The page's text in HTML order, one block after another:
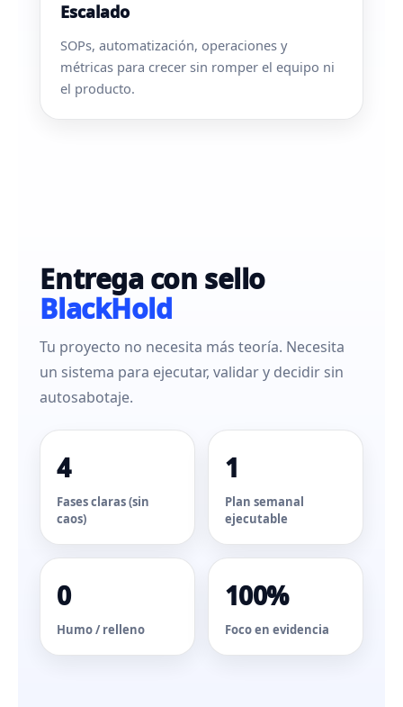
Escalado
SOPs, automatización, operaciones y
métricas para crecer sin romper el equipo ni
el producto.
Entrega con sello
BlackHold
Tu proyecto no necesita más teoría. Necesita
un sistema para ejecutar, validar y decidir sin
autosabotaje.
4
Fases claras (sin
caos)
1
Plan semanal
ejecutable
0
Humo / relleno
100%
Foco en evidencia